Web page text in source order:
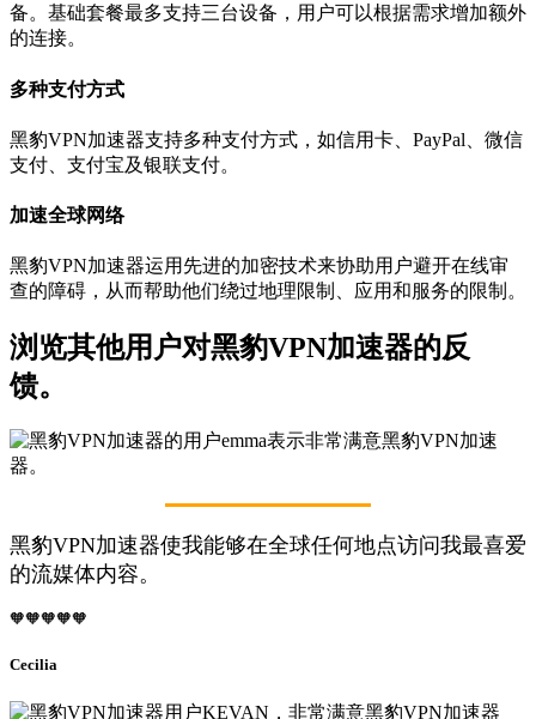
备。基础套餐最多支持三台设备，用户可以根据需求增加额外
的连接。
多种支付方式
黑豹VPN加速器支持多种支付方式，如信用卡、PayPal、微信
支付、支付宝及银联支付。
加速全球网络
黑豹VPN加速器运用先进的加密技术来协助用户避开在线审
查的障碍，从而帮助他们绕过地理限制、应用和服务的限制。
浏览其他用户对黑豹VPN加速器的反
馈。
黑豹VPN加速器使我能够在全球任何地点访问我最喜爱
的流媒体内容。
🧡🧡🧡🧡🧡
Cecilia